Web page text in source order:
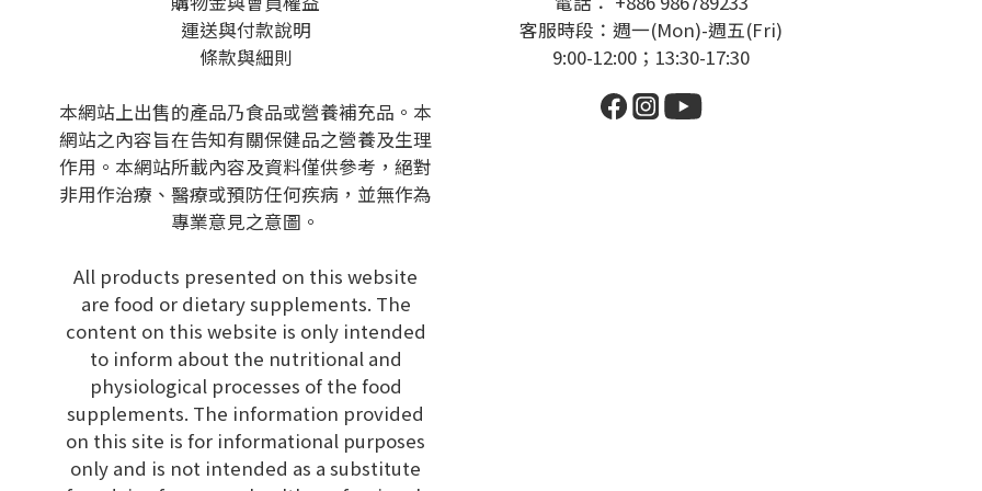
運送與付款說明
條款與細則
本網站上出售的產品乃食品或營養補充品。本
網站之內容旨在告知有關保健品之營養及生理
作用。本網站所載內容及資料僅供參考，絕對
非用作治療、醫療或預防任何疾病，並無作為
專業意見之意圖。
All products presented on this website
are food or dietary supplements. The
content on this website is only intended
to inform about the nutritional and
physiological processes of the food
supplements. The information provided
on this site is for informational purposes
only and is not intended as a substitute
客服時段：週一(Mon)-週五(Fri)
9:00-12:00；13:30-17:30